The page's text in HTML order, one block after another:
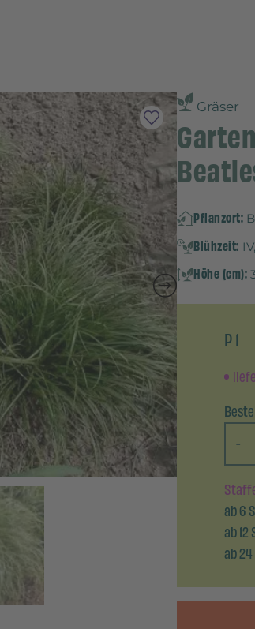
Gräser
Pflanzort:
Blühzeit:
Höhe (cm):
P 1
-
ab6
ab12
ab24